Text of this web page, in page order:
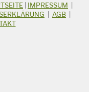
IMPRESSUM
AGB